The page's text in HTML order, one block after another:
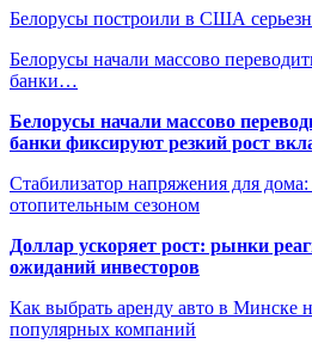
Белорусы построили в США
Белорусы начали массово
банки…
Белорусы начали массово
банки фиксируют резкий рост
Стабилизатор напряжения для
отопительным сезоном
Доллар ускоряет рост: рынки
ожиданий инвесторов
Как выбрать аренду авто в Минске
популярных компаний